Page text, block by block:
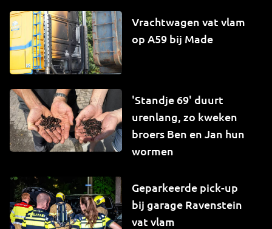
Vrachtwagen vat vlam
op A59 bij Made
'Standje 69' duurt
urenlang, zo kweken
broers Ben en Jan hun
wormen
Geparkeerde pick-up
bij garage Ravenstein
vat vlam